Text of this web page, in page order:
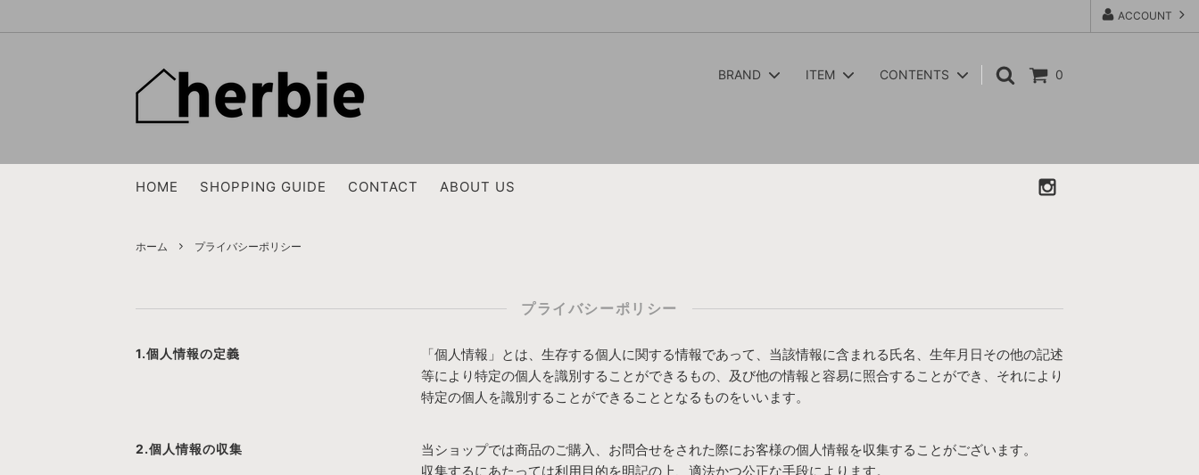
ACCOUNT
0
BRAND
STANDARD SUPPLY
BIRKENSTOCK Other Brand
ITEM
WOMENS TOPS
CONTENTS
HOME SHOPPING GUIDE CONTACT ABOUT US
ホーム プライバシーポリシー
プライバシーポリシー
1.個人情報の定義
「個人情報」とは、生存する個人に関する情報であって、当該情報に含まれる氏名、生年月日その他の記述
等により特定の個人を識別することができるもの、及び他の情報と容易に照合することができ、それにより
特定の個人を識別することができることとなるものをいいます。
2.個人情報の収集
当ショップでは商品のご購入、お問合せをされた際にお客様の個人情報を収集することがございます。
収集するにあたっては利用目的を明記の上、適法かつ公正な手段によります。